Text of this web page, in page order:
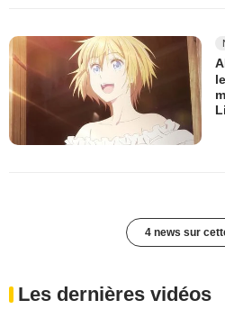
4 news sur
Les dernières vidéos